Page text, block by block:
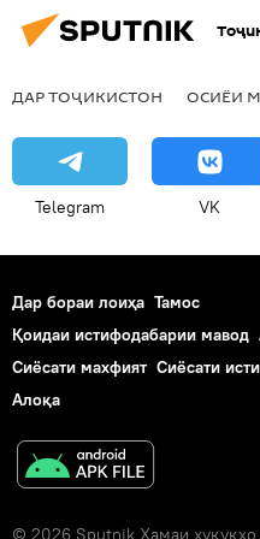
Дар Тоҷикистон
футбол
мусодираи маводи мухаддир
боздошт
Панҷакент
ДАР ТОҶИКИСТОН ОСИЁИ
Telegram VK
Дар бораи лоиҳа Тамос
Қоидаи истифодабарии мавод
Сиёсати махфият Сиёсати
Алоқа
© 2026 Sputnik Ҳамаи